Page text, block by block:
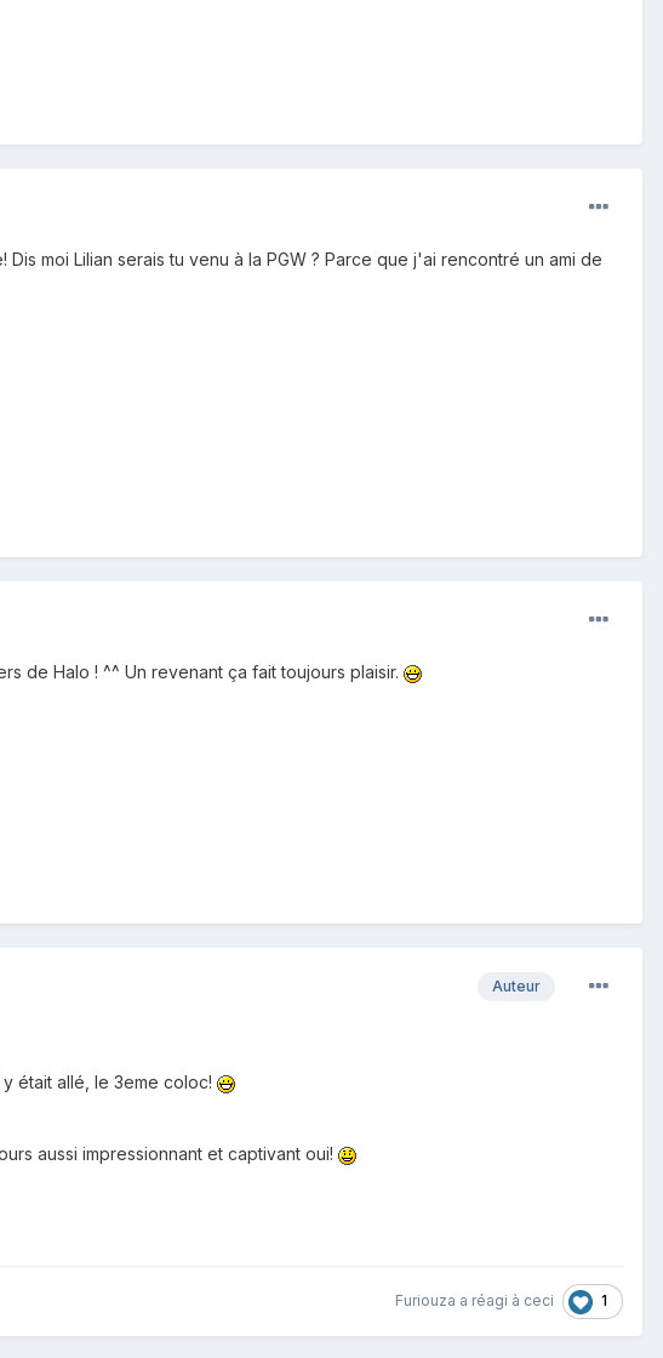
moi Lilian serais tu venu à la PGW ? Parce que j'ai rencontré un ami de
de Halo ! ^^ Un revenant ça fait toujours plaisir.
Auteur
y était allé, le 3eme coloc!
aussi impressionnant et captivant oui!
Furiouza a réagi à ceci 1